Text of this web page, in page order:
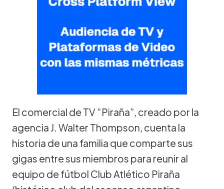
El comercial de TV “Piraña”, creado por la
agencia J. Walter Thompson, cuenta la
historia de una familia que comparte sus
gigas entre sus miembros para reunir al
equipo de fútbol Club Atlético Piraña